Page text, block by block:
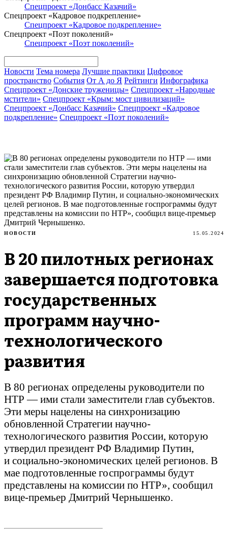
Спецпроект «Донбасс Казачий»
Спецпроект «Кадровое подкрепление»
Спецпроект «Кадровое подкрепление»
Спецпроект «Поэт поколений»
Спецпроект «Поэт поколений»
Новости Тема номера Лучшие практики Цифровое
пространство События От А до Я Рейтинги Инфографика
Спецпроект «Донские труженицы» Спецпроект «Народные
мстители» Спецпроект «Крым: мост цивилизаций»
Спецпроект «Донбасс Казачий» Спецпроект «Кадровое
подкрепление» Спецпроект «Поэт поколений»
НОВОСТИ 15.05.2024
В 20 пилотных регионах
завершается подготовка
государственных
программ научно-
технологического
развития
В 80 регионах определены руководители по
НТР — ими стали заместители глав субъектов.
Эти меры нацелены на синхронизацию
обновленной Стратегии научно-
технологического развития России, которую
утвердил президент РФ Владимир Путин,
и социально-экономических целей регионов. В
мае подготовленные госпрограммы будут
представлены на комиссии по НТР», сообщил
вице-премьер Дмитрий Чернышенко.